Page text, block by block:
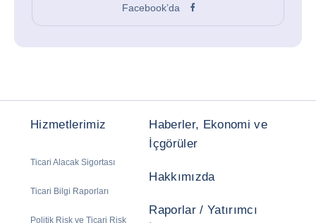
Facebook’da
Hizmetlerimiz
Ticari Alacak Sigortası
Ticari Bilgi Raporları
Politik Risk ve Ticari Risk
Haberler, Ekonomi ve
İçgörüler
Hakkımızda
Raporlar / Yatırımcı